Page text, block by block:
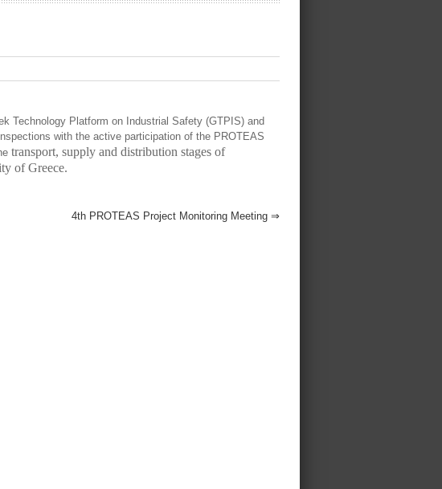
Technology Platform on Industrial Safety (GTPIS) and
with the active participation of the PROTEAS
transport, supply and distribution stages of
of Greece.
4th PROTEAS Project Monitoring Meeting ⇒